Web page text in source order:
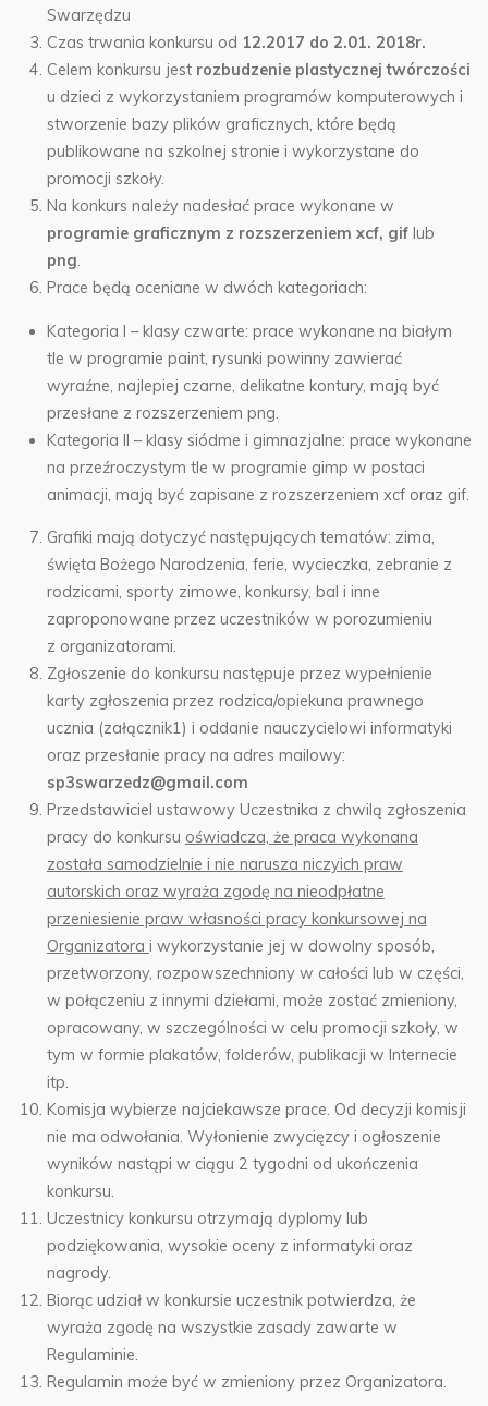
Swarzędzu
Czas trwania konkursu od 12.2017 do 2.01. 2018r.
Celem konkursu jest rozbudzenie plastycznej twórczości
u dzieci z wykorzystaniem programów komputerowych i
stworzenie bazy plików graficznych, które będą
publikowane na szkolnej stronie i wykorzystane do
promocji szkoły.
Na konkurs należy nadesłać prace wykonane w
programie graficznym z rozszerzeniem xcf, giflub
png.
Prace będą oceniane w dwóch kategoriach:
Kategoria I – klasy czwarte: prace wykonane na białym
tle w programie paint, rysunki powinny zawierać
wyraźne, najlepiej czarne, delikatne kontury, mają być
przesłane z rozszerzeniem png.
Kategoria II – klasy siódme i gimnazjalne: prace wykonane
na przeźroczystym tle w programie gimp w postaci
animacji, mają być zapisane z rozszerzeniem xcf oraz gif.
Grafiki mają dotyczyć następujących tematów: zima,
święta Bożego Narodzenia, ferie, wycieczka, zebranie z
rodzicami, sporty zimowe, konkursy, bal i inne
zaproponowane przez uczestników w porozumieniu
z organizatorami.
Zgłoszenie do konkursu następuje przez wypełnienie
karty zgłoszenia przez rodzica/opiekuna prawnego
ucznia (załącznik1) i oddanie nauczycielowi informatyki
oraz przesłanie pracy na adres mailowy:
sp3swarzedz@gmail.com
Przedstawiciel ustawowy Uczestnika z chwilą zgłoszenia
pracy do konkursu oświadcza, że praca wykonana
została samodzielnie i nie narusza niczyich praw
autorskich oraz wyraża zgodę na nieodpłatne
przeniesienie praw własności pracy konkursowej na
Organizatorai wykorzystanie jej w dowolny sposób,
przetworzony, rozpowszechniony w całości lub w części,
w połączeniu z innymi dziełami, może zostać zmieniony,
opracowany, w szczególności w celu promocji szkoły, w
tym w formie plakatów, folderów, publikacji w Internecie
itp.
Komisja wybierze najciekawsze prace. Od decyzji komisji
nie ma odwołania. Wyłonienie zwycięzcy i ogłoszenie
wyników nastąpi w ciągu 2 tygodni od ukończenia
konkursu.
Uczestnicy konkursu otrzymają dyplomy lub
podziękowania, wysokie oceny z informatyki oraz
nagrody.
Biorąc udział w konkursie uczestnik potwierdza, że
wyraża zgodę na wszystkie zasady zawarte w
Regulaminie.
Regulamin może być w zmieniony przez Organizatora.